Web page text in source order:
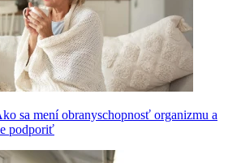
sa mení obranyschopnosť organizmu a
podporiť